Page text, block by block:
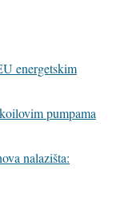
energetskim
pumpama
nalazišta: